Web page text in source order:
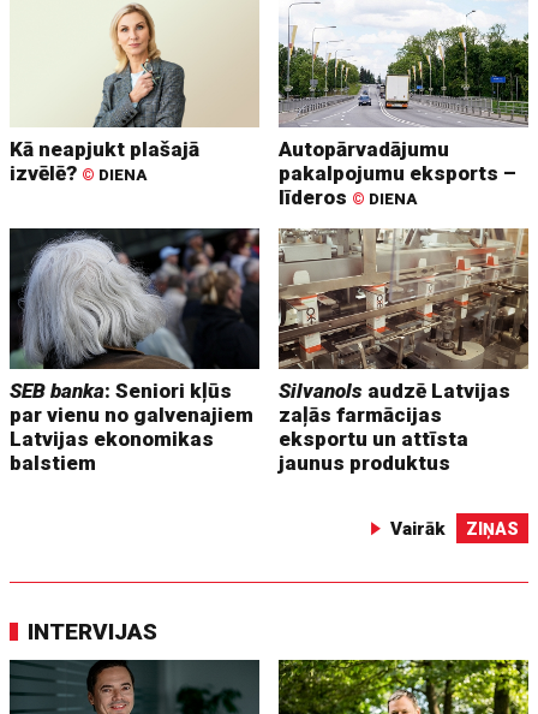
Kā neapjukt plašajā
izvēlē? © DIENA
Autopārvadājumu
pakalpojumu eksports –
līderos © DIENA
SEB banka: Seniori kļūs
par vienu no galvenajiem
Latvijas ekonomikas
balstiem
Silvanols audzē Latvijas
zaļās farmācijas
eksportu un attīsta
jaunus produktus
Vairāk ZIŅAS
INTERVIJAS